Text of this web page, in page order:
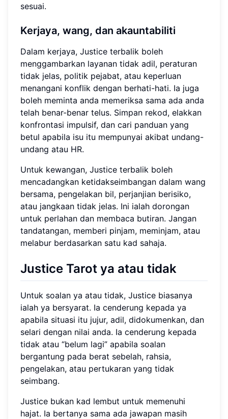
sesuai.
Kerjaya, wang, dan akauntabiliti
Dalam kerjaya, Justice terbalik boleh
menggambarkan layanan tidak adil, peraturan
tidak jelas, politik pejabat, atau keperluan
menangani konflik dengan berhati-hati. Ia juga
boleh meminta anda memeriksa sama ada anda
telah benar-benar telus. Simpan rekod, elakkan
konfrontasi impulsif, dan cari panduan yang
betul apabila isu itu mempunyai akibat undang-
undang atau HR.
Untuk kewangan, Justice terbalik boleh
mencadangkan ketidakseimbangan dalam wang
bersama, pengelakan bil, perjanjian berisiko,
atau jangkaan tidak jelas. Ini ialah dorongan
untuk perlahan dan membaca butiran. Jangan
tandatangan, memberi pinjam, meminjam, atau
melabur berdasarkan satu kad sahaja.
Justice Tarot ya atau tidak
Untuk soalan ya atau tidak, Justice biasanya
ialah ya bersyarat. Ia cenderung kepada ya
apabila situasi itu jujur, adil, didokumenkan, dan
selari dengan nilai anda. Ia cenderung kepada
tidak atau “belum lagi” apabila soalan
bergantung pada berat sebelah, rahsia,
pengelakan, atau pertukaran yang tidak
seimbang.
Justice bukan kad lembut untuk memenuhi
hajat. Ia bertanya sama ada jawapan masih